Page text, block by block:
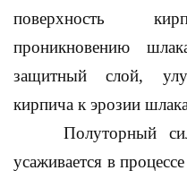
поверхность
проникновению
защитный слой,
кирпича к эрозии
Полуторный
усаживается в